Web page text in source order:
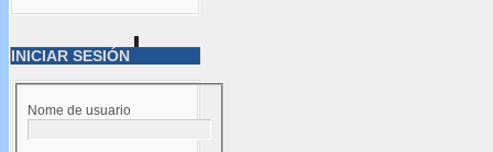
INICIAR SESIÓN
Nome de usuario